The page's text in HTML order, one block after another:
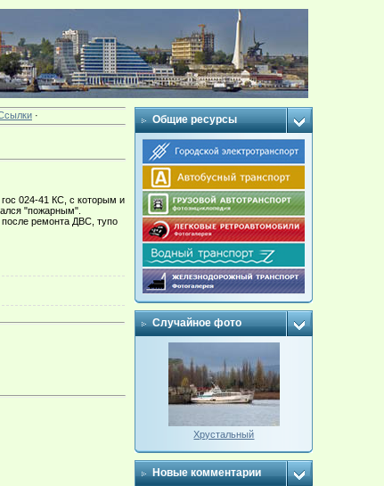
·
024-41 КС, с которым и
"пожарным".
ремонта ДВС, тупо
Общие ресурсы
Случайное фото
Хрустальный
Новые комментарии